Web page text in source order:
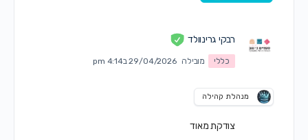
רבקי גרינוולד
כללי מובילה 29/04/2026 ב4:14 pm
מנהלת קהילה
צודקת מאוד